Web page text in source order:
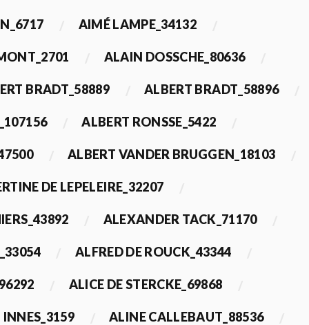
AIMÉ LAMPE_34132
ALAIN DOSSCHE_80636
BRADT_58889 ALBERT BRADT_58896
ALBERT RONSSE_5422
ALBERT VANDER BRUGGEN_18103
DE LEPELEIRE_32207
ALEXANDER TACK_71170
ALFRED DE ROUCK_43344
ALICE DE STERCKE_69868
ALINE CALLEBAUT_88536